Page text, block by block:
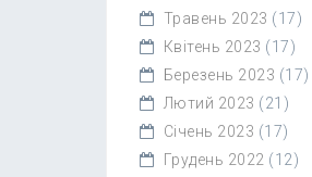
Травень 2023 (17)
Квітень 2023 (17)
Березень 2023 (17)
Лютий 2023 (21)
Січень 2023 (17)
Грудень 2022 (12)